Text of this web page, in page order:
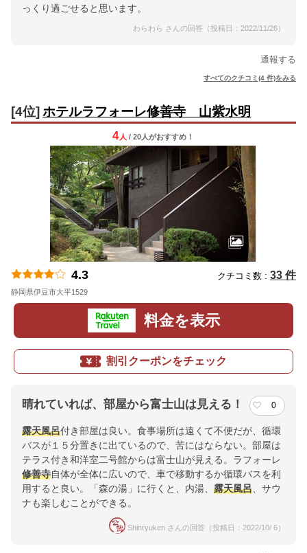
っくり過ごせると思います。
わらわら さんの回答（投稿日：2022/11/26）
通報する
すべてのクチコミ(4 件)をみる
[4位] ホテルラフォーレ修善寺 山紫水明
4人 / 20人がおすすめ！
4.3 クチコミ数 : 33 件
静岡県伊豆市大平1529
料金を表示
割引クーポンをチェック
晴れていれば、部屋から富士山は見える！ 0
露天風呂付き部屋は良い。食事場所は遠くて不便だが、循環
バスが１５分置きに出ているので、苦にはならない。部屋は
テラス付き和洋室二号館からは富士山が見える。ラフォーレ
修善寺自体が全体に広いので、車で移動するか循環バスを利
用すると良い。「森の湯」に行くと、内湯、 露天風呂 、サウ
ナも楽しむことができる。
Shinryuken さんの回答（投稿日：2022/10/ 6）